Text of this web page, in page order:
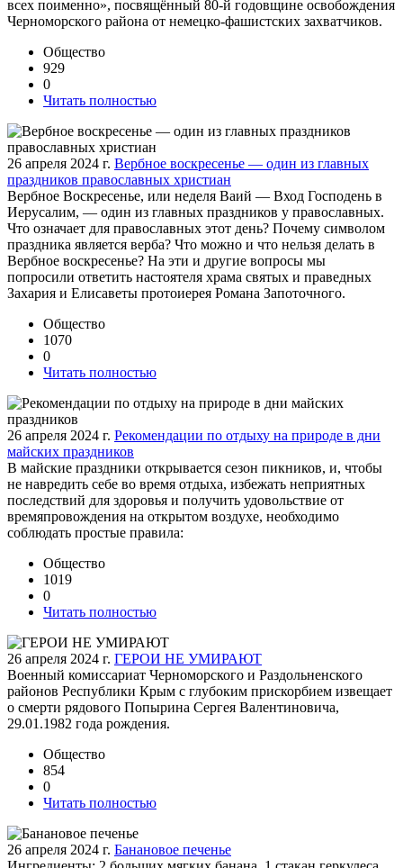
всех поименно», посвящённый 80-й годовщине освобождения
Черноморского района от немецко-фашистских захватчиков.
Общество
929
0
Читать полностью
26 апреля 2024 г. Вербное воскресенье — один из главных
праздников православных христиан
Вербное Воскресенье, или неделя Ваий — Вход Господень в
Иерусалим, — один из главных праздников у православных.
Что означает для православных этот день? Почему символом
праздника является верба? Что можно и что нельзя делать в
Вербное воскресенье? На эти и другие вопросы мы
попросили ответить настоятеля храма святых и праведных
Захария и Елисаветы протоиерея Романа Запоточного.
Общество
1070
0
Читать полностью
26 апреля 2024 г. Рекомендации по отдыху на природе в дни
майских праздников
В майские праздники открывается сезон пикников, и, чтобы
не навредить себе во время отдыха, избежать неприятных
последствий для здоровья и получить удовольствие от
времяпровождения на открытом воздухе, необходимо
соблюдать простые правила:
Общество
1019
0
Читать полностью
26 апреля 2024 г. ГЕРОИ НЕ УМИРАЮТ
Военный комиссариат Черноморского и Раздольненского
районов Республики Крым с глубоким прискорбием извещает
о смерти рядового Попырина Сергея Валентиновича,
29.01.1982 года рождения.
Общество
854
0
Читать полностью
26 апреля 2024 г. Банановое печенье